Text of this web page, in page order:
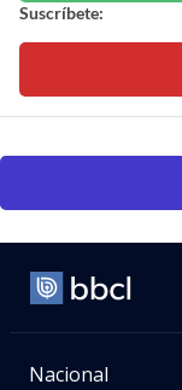
Suscríbete:
Nacional